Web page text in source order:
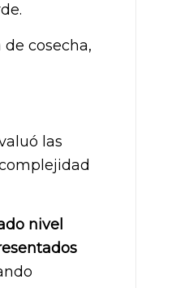
cosecha,
las
nivel